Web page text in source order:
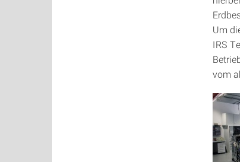
Um
IRS
vom